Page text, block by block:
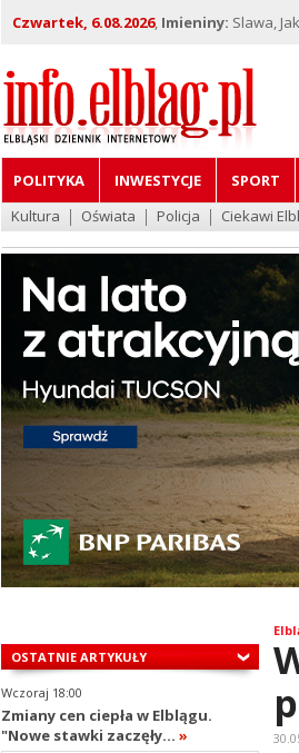
Czwartek, 6.08.2026, Imieniny: Slawa,
POLITYKA INWESTYCJE
SPORT
Kultura
Oświata Policja Ciekawi
OSTATNIE ARTYKUŁY
Wczoraj 18:00
Zmiany cen ciepła w Elblągu.
"Nowe stawki zaczęły... »